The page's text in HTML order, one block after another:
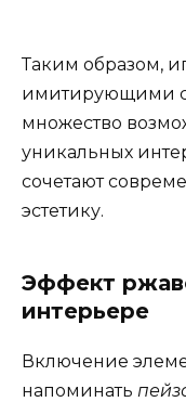
Таким образом,
имитирующими
множество
уникальных
сочетают
эстетику.
Эффект
интерьере
Включение
напоминать